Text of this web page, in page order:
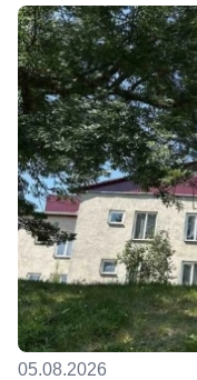
05.08.2026